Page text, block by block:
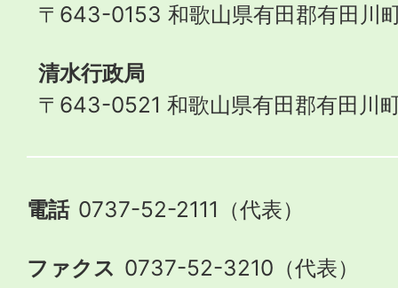
〒643-0153 和歌山県有田郡有田川
清水行政局
〒643-0521 和歌山県有田郡有田川
電話 0737-52-2111（代表）
ファクス 0737-52-3210（代表）